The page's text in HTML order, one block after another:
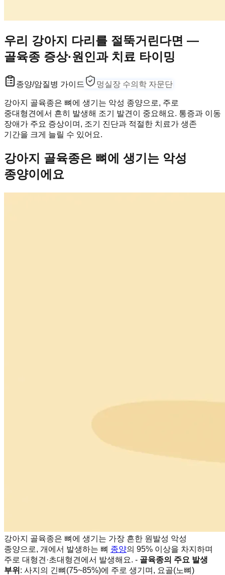
우리 강아지 다리를 절뚝거린다면 —
골육종 증상·원인과 치료 타이밍
종양/암질병 가이드 멍실장 수의학 자문단
강아지 골육종은 뼈에 생기는 악성 종양으로, 주로
중대형견에서 흔히 발생해 조기 발견이 중요해요. 통증과 이동
장애가 주요 증상이며, 조기 진단과 적절한 치료가 생존
기간을 크게 늘릴 수 있어요.
강아지 골육종은 뼈에 생기는 악성
종양이에요
강아지 골육종은 뼈에 생기는 가장 흔한 원발성 악성
종양으로, 개에서 발생하는 뼈 종양의 95% 이상을 차지하며
주로 대형견·초대형견에서 발생해요. - 골육종의 주요 발생
부위 : 사지의 긴뼈(75~85%)에 주로 생기며, 요골(노뼈)